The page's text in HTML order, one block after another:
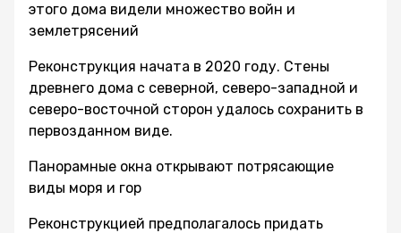
этого дома видели множество войн и
землетрясений
Реконструкция начата в 2020 году. Стены
древнего дома с северной, северо-западной и
северо-восточной сторон удалось сохранить в
первозданном виде.
Панорамные окна открывают потрясающие
виды моря и гор
Реконструкцией предполагалось придать